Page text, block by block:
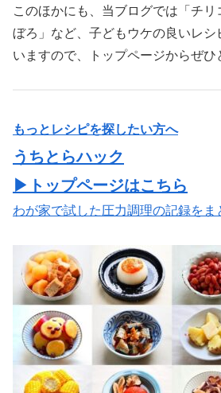
このほかにも、当ブログでは「チ
ぼろ」など、子どもウケの良いレシ
いますので、トップページからぜ
もっとレシピを探したい方へ
うちとらハック
▶トップページはこちら
わが家で試した圧力調理の記録をま